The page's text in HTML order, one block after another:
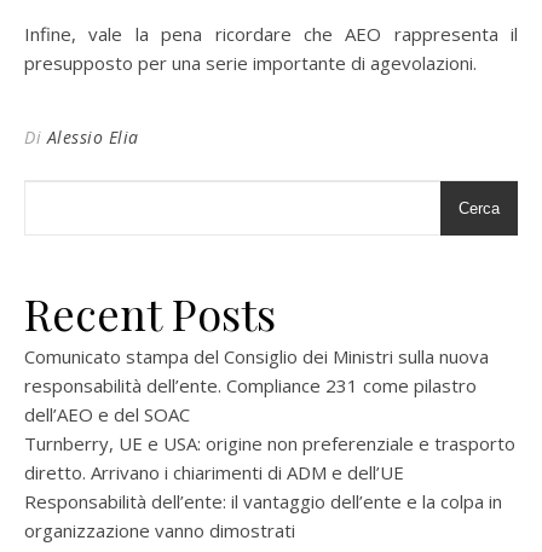
Infine, vale la pena ricordare che AEO rappresenta il
presupposto per una serie importante di agevolazioni.
DiAlessio Elia
Cerca
Recent Posts
Comunicato stampa del Consiglio dei Ministri sulla nuova
responsabilità dell’ente. Compliance 231 come pilastro
dell’AEO e del SOAC
Turnberry, UE e USA: origine non preferenziale e trasporto
diretto. Arrivano i chiarimenti di ADM e dell’UE
Responsabilità dell’ente: il vantaggio dell’ente e la colpa in
organizzazione vanno dimostrati